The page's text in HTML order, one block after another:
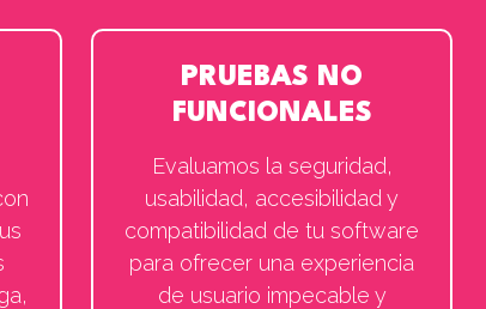
PRUEBAS NO
FUNCIONALES
Evaluamos la seguridad,
usabilidad, accesibilidad y
compatibilidad de tu software
para ofrecer una experiencia
de usuario impecable y